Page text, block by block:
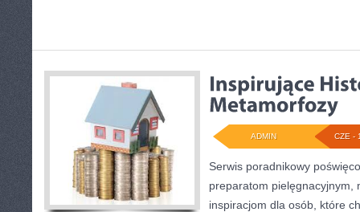
CZE -
ADMIN
Serwis poradnikowy
preparatom pielęgnacyjnym,
inspiracjom dla osób, które